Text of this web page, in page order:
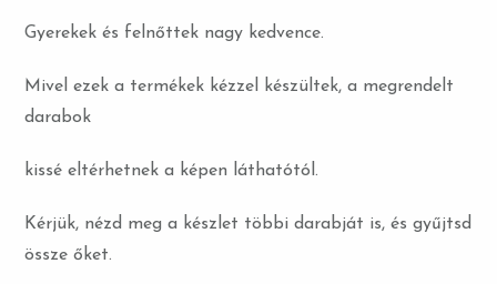
Gyerekek és felnőttek nagy kedvence.
Mivel ezek a termékek kézzel készültek, a megrendelt
darabok
kissé eltérhetnek a képen láthatótól.
Kérjük, nézd meg a készlet többi darabját is, és gyűjtsd
össze őket.